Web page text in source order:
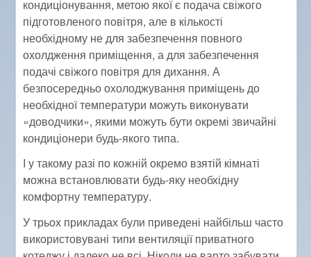
кондиціонування, метою якої є подача свіжого
підготовленого повітря, але в кількості
необхідному не для забезпечення повного
охолдження приміщення, а для забезпечення
подачі свіжого повітря для дихання. А
безпосередньо охолоджування приміщень до
необхідної температури можуть виконувати
«доводчики», якими можуть бути окремі звичайні
кондиціонери будь-якого типа.
І у такому разі по кожній окремо взятій кімнаті
можна встановлювати будь-яку необхідну
комфортну температуру.
У трьох прикладах були приведені найбільш часто
використовувані типи вентиляції приватного